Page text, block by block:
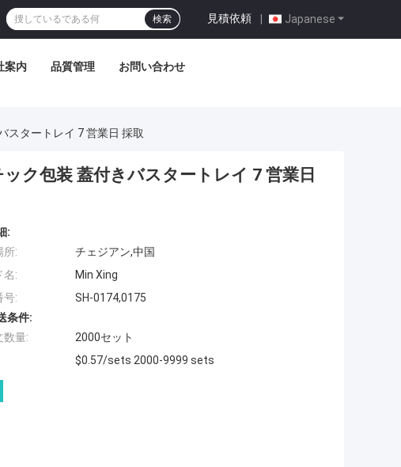
Japanese
見積依頼 |
検索
案内 品質管理 お問い合わせ
スタートレイ 7 営業日 採取
ク包装 蓋付きバスタートレイ 7 営業日
:
所:
チェジアン,中国
名:
Min Xing
号:
SH-0174,0175
条件:
数量:
2000セット
$0.57/sets 2000-9999 sets